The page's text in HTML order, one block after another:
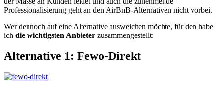
Professionalisierung geht an den AirBnB-Alternativen nicht vorbei.
Wer dennoch auf eine Alternative ausweichen möchte, für den habe
ich die wichtigsten Anbieter zusammengestellt:
Alternative 1: Fewo-Direkt